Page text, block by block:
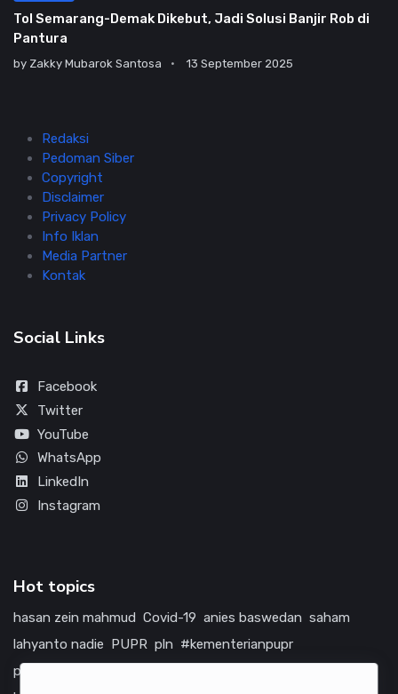
Tol Semarang-Demak Dikebut, Jadi Solusi Banjir Rob di
Pantura
by Zakky Mubarok Santosa 13 September 2025
Redaksi
Pedoman Siber
Copyright
Disclaimer
Privacy Policy
Info Iklan
Media Partner
Kontak
Social Links
Facebook
Twitter
YouTube
WhatsApp
LinkedIn
Instagram
Hot topics
hasan zein mahmud Covid-19 anies baswedan saham
lahyanto nadie PUPR pln #kementerianpupr
prabowo subianto